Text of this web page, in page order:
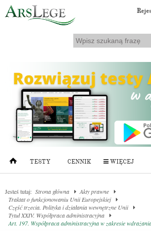
TESTY CENNIK WIĘCEJ
Jesteś tutaj: Strona główna
Akty prawne
Traktat o funkcjonowaniu Unii Europejskiej
Część trzecia. Polityka i działania wewnętrzne Unii
Tytuł XXIV. Współpraca administracyjna
Art. 197. Współpraca administracyjna w zakresie